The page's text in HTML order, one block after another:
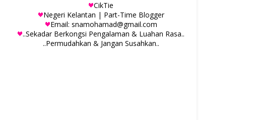
CikTie
Negeri Kelantan | Part-Time Blogger
Email: snamohamad@gmail.com
..Sekadar Berkongsi Pengalaman & Luahan Rasa..
..Permudahkan & Jangan Susahkan..